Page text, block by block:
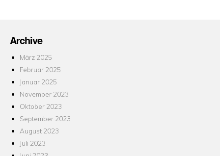
Archive
März 2025
Februar 2025
Januar 2025
November 2023
Oktober 2023
September 2023
August 2023
Juli 2023